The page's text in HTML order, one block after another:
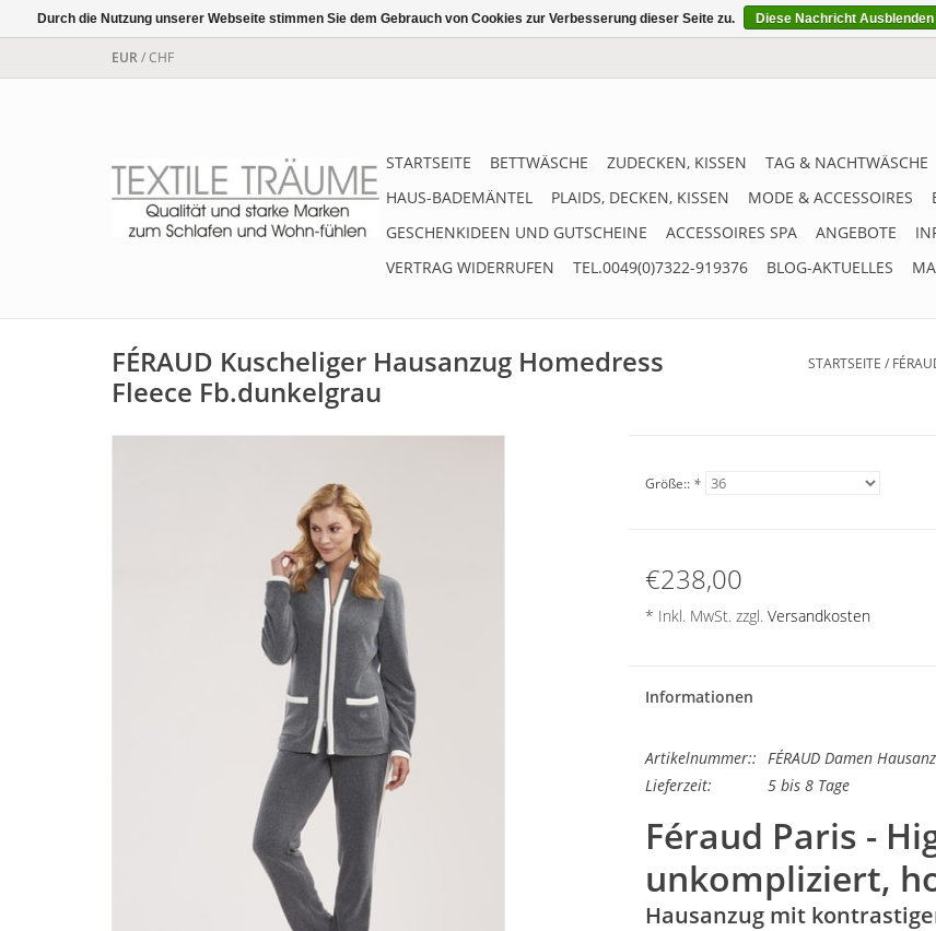
EUR/CHF
STARTSEITE BETTWÄSCHE ZUDECKEN, KISSEN TAG & NACHTWÄSCHE
HAUS-BADEMÄNTEL
PLAIDS, DECKEN, KISSEN MODE & ACCESSOIRES
GESCHENKIDEEN UND GUTSCHEINE
ACCESSOIRES SPA ANGEBOTE
VERTRAG WIDERRUFEN
TEL.0049(0)7322-919376 BLOG-AKTUELLES
FÉRAUD Kuscheliger Hausanzug Homedress
Fleece Fb.dunkelgrau
STARTSEITE /
Größe:: *
€238,00
* Inkl. MwSt. zzgl. Versandkosten
Informationen
Artikelnummer:: FÉRAUD Damen
Lieferzeit:
5 bis 8 Tage
Féraud Paris -
unkompliziert,
Hausanzug mit
Durch die Nutzung unserer Webseite stimmen Sie dem Gebrauch von Cookies zur Verbesserung dieser Seite zu. Diese Nachricht Ausblenden